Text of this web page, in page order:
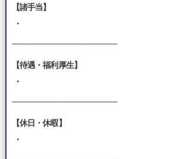
【諸手当】
・
【待遇・福利厚生】
・
【休日・休暇】
・